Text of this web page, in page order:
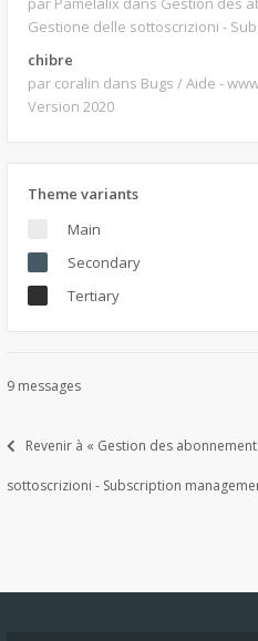
Gestione delle sottoscrizioni -
chibre
par coralin dans Bugs / Aide -
Version 2020
Theme variants
Main
Secondary
Tertiary
9 messages
Revenir à « Gestion des
sottoscrizioni - Subscription